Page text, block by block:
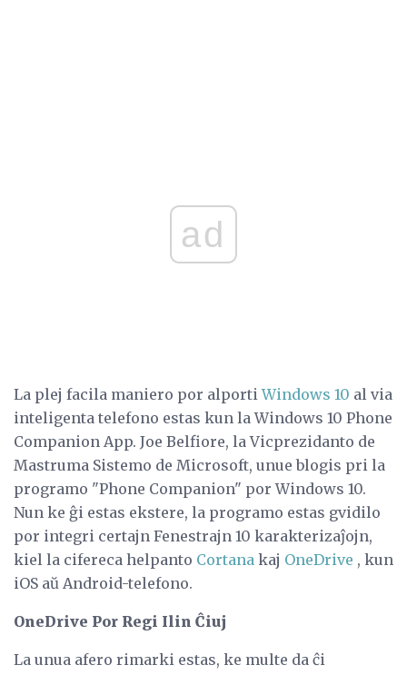
ad
La plej facila maniero por alportiWindows 10 al via
inteligenta telefono estas kun la Windows 10 Phone
Companion App. Joe Belfiore, la Vicprezidanto de
Mastruma Sistemo de Microsoft, unue blogis pri la
programo "Phone Companion" por Windows 10.
Nun ke ĝi estas ekstere, la programo estas gvidilo
por integri certajn Fenestrajn 10 karakterizaĵojn,
kiel la cifereca helpanto Cortana kaj OneDrive , kun
iOS aŭ Android-telefono.
OneDrive Por Regi Ilin Ĉiuj
La unua afero rimarki estas, ke multe da ĉi